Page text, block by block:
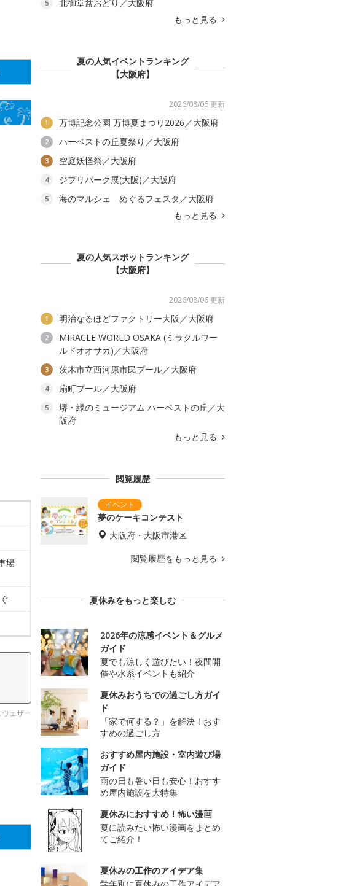
場
ェザー
5
北御堂盆おどり／大阪府
もっと見る
夏の人気イベントランキング
【大阪府】
2026/08/06 更新
1 万博記念公園 万博夏まつり2026／大阪府
2 ハーベストの丘夏祭り／大阪府
3 空庭妖怪祭／大阪府
4 ジブリパーク展(大阪)／大阪府
5
海のマルシェ めぐるフェスタ／大阪府
もっと見る
夏の人気スポットランキング
【大阪府】
2026/08/06 更新
1 明治なるほどファクトリー大阪／大阪府
2
MIRACLE WORLD OSAKA (ミラクルワー
ルドオオサカ)／大阪府
3 茨木市立西河原市民プール／大阪府
4 扇町プール／大阪府
5
堺・緑のミュージアム ハーベストの丘／大
阪府
もっと見る
閲覧履歴
夢のケーキコンテスト
大阪府・大阪市港区
閲覧履歴をもっと見る
夏休みをもっと楽しむ
2026年の涼感イベント＆グルメ
ガイド
夏でも涼しく遊びたい！夜間開
催や水系イベントも紹介
夏休みおうちでの過ごし方ガイ
ド
「家で何する？」を解決！おす
すめの過ごし方
おすすめ屋内施設・室内遊び場
ガイド
雨の日も暑い日も安心！おすす
め屋内施設を大特集
夏休みにおすすめ！怖い漫画
夏に読みたい怖い漫画をまとめ
てご紹介！
夏休みの工作のアイデア集